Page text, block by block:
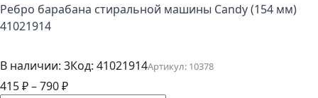
Ребро барабана стиральной машины Candy (154 мм)
41021914
В наличии: 3Код: 41021914Артикул: 10378
415₽–790₽